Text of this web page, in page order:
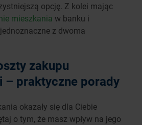
opcję. Z kolei mając
mieszkania w banku i
z dwoma
zakupu
– praktyczne porady
okazały się dla Ciebie
o tym, że masz wpływ na jego